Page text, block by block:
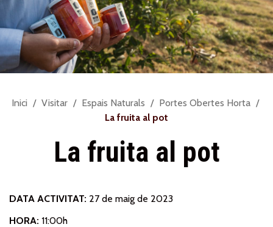
Sou
Inici Visitar Espais Naturals
Portes Obertes Horta
La fruita al pot
La fruita al pot
DATA ACTIVITAT: 27 de maig de 2023
HORA: 11:00h